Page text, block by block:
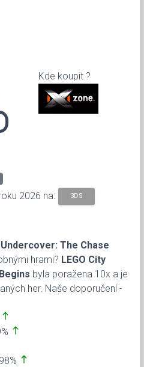
Kde koupit ?
2026 na: 3DS
Undercover: The Chase
hrami? LEGO City
byla poražena 10x a je
her. Naše doporučení -
north
north
north